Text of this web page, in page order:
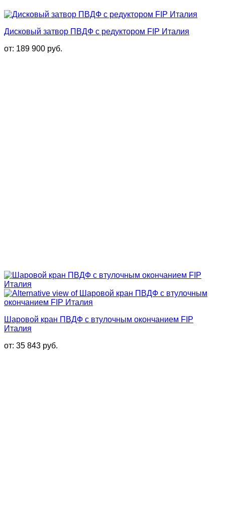
Дисковый затвор ПВДФ с редуктором FIP Италия
от: 189 900 руб.
Шаровой кран ПВДФ с втулочным окончанием FIP
Италия
от: 35 843 руб.